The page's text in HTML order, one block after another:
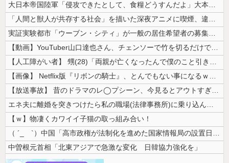
大日本帝国陸軍「侵攻できたとして、食糧どうすんだよ」大本営「現地調達」...
「人間と獣人が共存する社会」を描いた深夜アニメに喫煙、違法薬物の連想シ...
実証実験都市「ウーブン・シティ」が一般の居住希望者の募集開始 すでにト...
【動画】YouTuber山口達也さん、チェンソーで竹を切るだけで600...
【人工障がい者】 甥(28)「両親が亡くなったんで僕のこと引き取ってほ...
【画像】 Netflix版『リボンの騎士』、とんでもない事になるｗｗｗ...
【放送事故】 昔のドラマのレ◯プシーン、今見るとアウトすぎる・・・
エネ夫に離婚を突きつけたら私の職場(法律事務所)に乗り込んできた 堂々...
【ｗ】物凄くカワイイ子猫の取っ組み合い！
（ ´_ゝ`）中国「高市政権が法制化を進めた国家情報局の設置日が7月3...
中曽根元首相「北東アジアで急激な変化 日韓協力強化を」